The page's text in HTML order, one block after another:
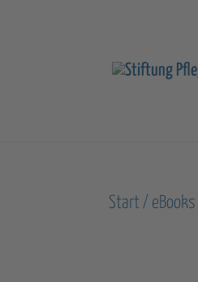
Start / eBooks